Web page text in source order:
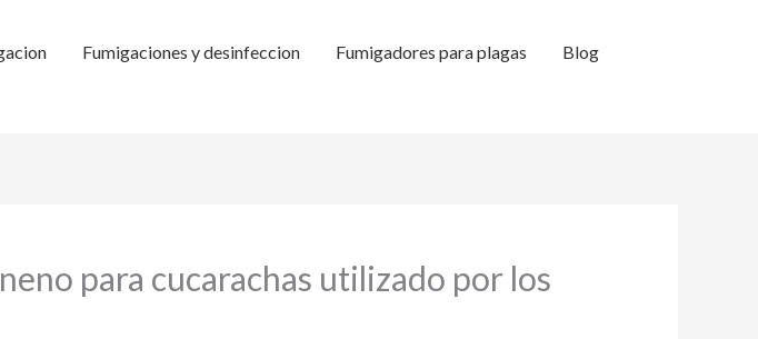
Fumigaciones y desinfeccion Fumigadores para plagas
Blog
para cucarachas utilizado por los